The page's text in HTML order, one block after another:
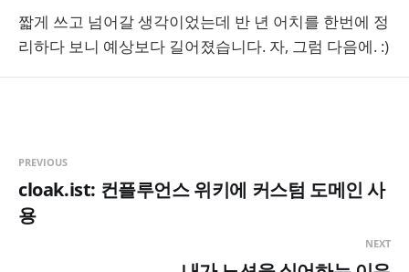
짧게 쓰고 넘어갈 생각이었는데 반 년 어치를 한번에 정
리하다 보니 예상보다 길어졌습니다. 자, 그럼 다음에. :)
PREVIOUS
cloak.ist: 컨플루언스 위키에 커스텀 도메인 사
용
NEXT